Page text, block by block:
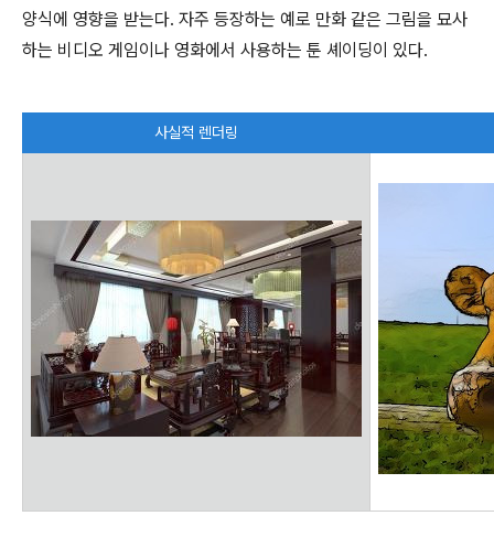
양식에 영향을 받는다. 자주 등장하는 예로 만화 같은 그림을 묘사
하는 비디오 게임이나 영화에서 사용하는 툰 셰이딩이 있다.
사실적 렌더링